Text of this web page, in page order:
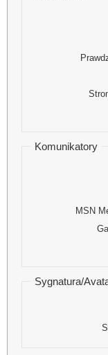
Komunikatory
MSN
Sygnatura/